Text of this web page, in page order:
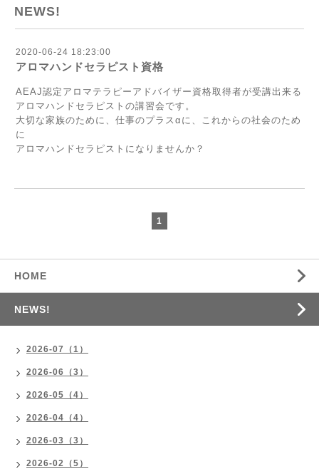
NEWS!
2020-06-24 18:23:00
アロマハンドセラピスト資格
AEAJ認定アロマテラピーアドバイザー資格取得者が受講出来る
アロマハンドセラピストの講習会です。
大切な家族のために、仕事のプラスαに、これからの社会のため
に
アロマハンドセラピストになりませんか？
1
HOME
NEWS!
2026-07（1）
2026-06（3）
2026-05（4）
2026-04（4）
2026-03（3）
2026-02（5）